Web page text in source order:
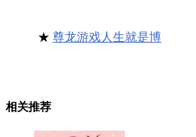
★尊龙游戏人生就是博
相关推荐